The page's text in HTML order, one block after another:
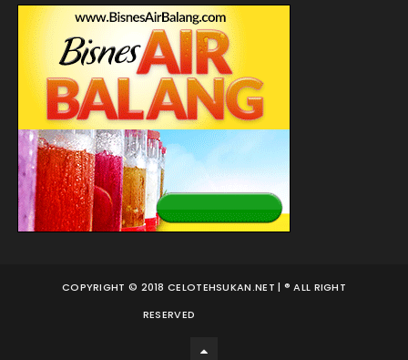
COPYRIGHT © 2018 CELOTEHSUKAN.NET | ® ALL RIGHT
RESERVED